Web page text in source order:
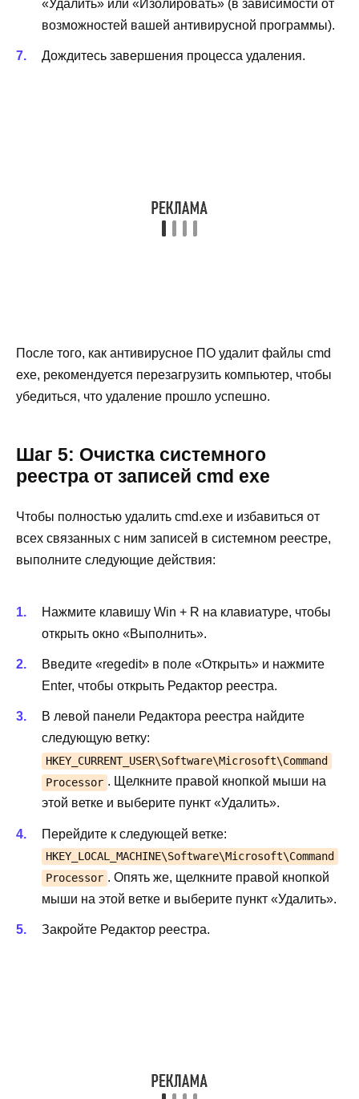
«Удалить» или «Изолировать» (в зависимости от
возможностей вашей антивирусной программы).
Дождитесь завершения процесса удаления.
После того, как антивирусное ПО удалит файлы cmd
exe, рекомендуется перезагрузить компьютер, чтобы
убедиться, что удаление прошло успешно.
Шаг 5: Очистка системного
реестра от записей cmd exe
Чтобы полностью удалить cmd.exe и избавиться от
всех связанных с ним записей в системном реестре,
выполните следующие действия:
Нажмите клавишу Win + R на клавиатуре, чтобы
открыть окно «Выполнить».
Введите «regedit» в поле «Открыть» и нажмите
Enter, чтобы открыть Редактор реестра.
В левой панели Редактора реестра найдите
следующую ветку:
HKEY_CURRENT_USER\Software\Microsoft\Command
Processor . Щелкните правой кнопкой мыши на
этой ветке и выберите пункт «Удалить».
Перейдите к следующей ветке:
HKEY_LOCAL_MACHINE\Software\Microsoft\Command
Processor . Опять же, щелкните правой кнопкой
мыши на этой ветке и выберите пункт «Удалить».
Закройте Редактор реестра.